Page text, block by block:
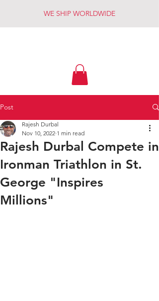
WE SHIP WORLDWIDE
Post
Rajesh Durbal Compete in
Ironman Triathlon in St.
George "Inspires
Millions"
Rajesh Durbal
Nov 10, 2022 1 min read